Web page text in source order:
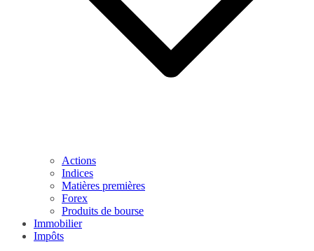
Actions
Indices
Matières premières
Forex
Produits de bourse
Immobilier
Impôts